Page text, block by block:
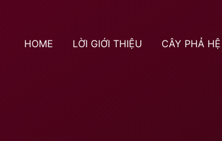
HOME LỜI GIỚI THIỆU CÂY PHẢ HỆ